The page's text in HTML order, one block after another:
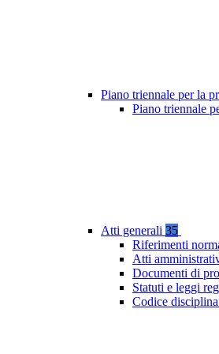
Piano triennale per la
Piano triennale
Atti generali 35
Riferimenti
Atti
Documenti di
Statuti e leggi
Codice